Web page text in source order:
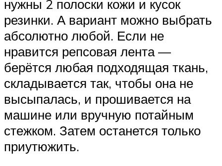
нужны 2 полоски кожи и кусок
резинки. А вариант можно выбрать
абсолютно любой. Если не
нравится репсовая лента —
берётся любая подходящая ткань,
складывается так, чтобы она не
высыпалась, и прошивается на
машине или вручную потайным
стежком. Затем останется только
приутюжить.